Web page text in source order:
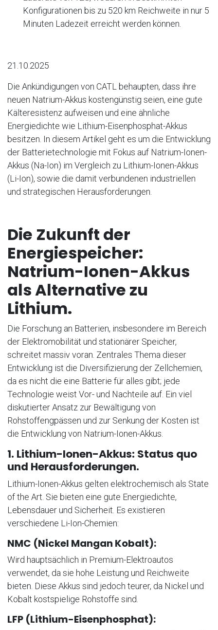
Konfigurationen bis zu 520 km Reichweite in nur 5
Minuten Ladezeit erreicht werden können.
21.10.2025
Die Ankündigungen von CATL behaupten, dass ihre
neuen Natrium-Akkus kostengünstig seien, eine gute
Kälteresistenz aufweisen und eine ähnliche
Energiedichte wie Lithium-Eisenphosphat-Akkus
besitzen. In diesem Artikel geht es um die Entwicklung
der Batterietechnologie mit Fokus auf Natrium-Ionen-
Akkus (Na-Ion) im Vergleich zu Lithium-Ionen-Akkus
(Li-Ion), sowie die damit verbundenen industriellen
und strategischen Herausforderungen.
Die Zukunft der
Energiespeicher:
Natrium-Ionen-Akkus
als Alternative zu
Lithium.
Die Forschung an Batterien, insbesondere im Bereich
der Elektromobilität und stationärer Speicher,
schreitet massiv voran. Zentrales Thema dieser
Entwicklung ist die Diversifizierung der Zellchemien,
da es nicht die eine Batterie für alles gibt; jede
Technologie weist Vor- und Nachteile auf. Ein viel
diskutierter Ansatz zur Bewältigung von
Rohstoffengpässen und zur Senkung der Kosten ist
die Entwicklung von Natrium-Ionen-Akkus.
1. Lithium-Ionen-Akkus: Status quo
und Herausforderungen.
Lithium-Ionen-Akkus gelten elektrochemisch als State
of the Art. Sie bieten eine gute Energiedichte,
Lebensdauer und Sicherheit. Es existieren
verschiedene Li-Ion-Chemien:
NMC (Nickel Mangan Kobalt):
Wird hauptsächlich in Premium-Elektroautos
verwendet, da sie hohe Leistung und Reichweite
bieten. Diese Akkus sind jedoch teurer, da Nickel und
Kobalt kostspielige Rohstoffe sind.
LFP (Lithium-Eisenphosphat):